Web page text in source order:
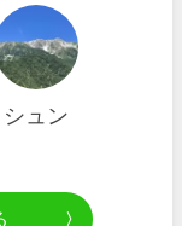
シュン